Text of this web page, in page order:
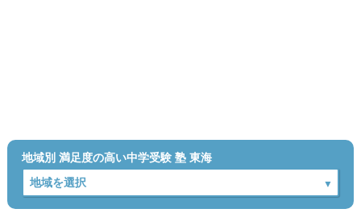
地域別 満足度の高い中学受験 塾 東海